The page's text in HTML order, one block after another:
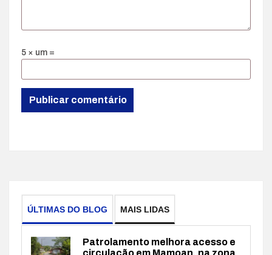
5 × um =
ÚLTIMAS DO BLOG MAIS LIDAS
Patrolamento melhora acesso e
circulação em Mamoan, na zona